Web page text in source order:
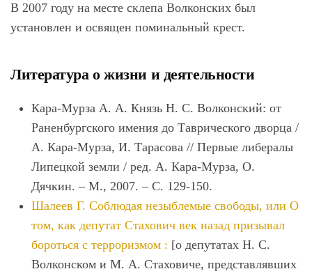
В 2007 году на месте склепа Волконских был
установлен и освящен поминальный крест.
Литература о жизни и деятельности
Кара-Мурза А. А. Князь Н. С. Волконский: от
Раненбургского имения до Таврического дворца /
А. Кара-Мурза, И. Тарасова // Первые либералы
Липецкой земли / ред. А. Кара-Мурза, О.
Дячкин. – М., 2007. – С. 129-150.
Шалеев Г. Соблюдая незыблемые свободы, или О
том, как депутат Стахович век назад призывал
бороться с терроризмом : [о депутатах Н. С.
Волконском и М. А. Стаховиче, представлявших